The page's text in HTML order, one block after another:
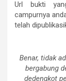
Url bukti
campurnya
telah
Benar, tidak
bergabung
dedengkot